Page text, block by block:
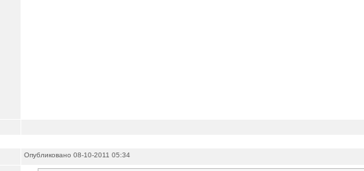
Опубликовано 08-10-2011 05:34